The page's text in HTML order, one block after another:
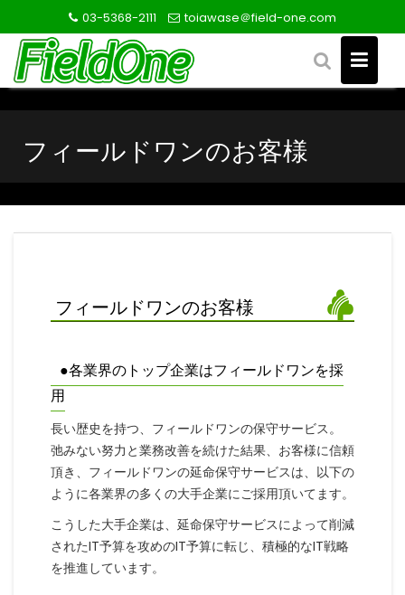
k
n
t
03-5368-2111 toiawase＠field-one.com
フィールドワンのお客様
フィールドワンのお客様
●各業界のトップ企業はフィールドワンを採
用
長い歴史を持つ、フィールドワンの保守サービス。
弛みない努力と業務改善を続けた結果、お客様に信頼
頂き、フィールドワンの延命保守サービスは、以下の
ように各業界の多くの大手企業にご採用頂いてます。
こうした大手企業は、延命保守サービスによって削減
されたIT予算を攻めのIT予算に転じ、積極的なIT戦略
を推進しています。